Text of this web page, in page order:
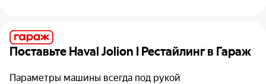
Поставьте Haval Jolion I Рестайлингв Гараж
Параметры машины всегда под рукой